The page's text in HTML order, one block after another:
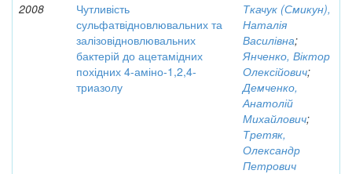
2008
Чутливість
сульфатвідновлювальних та
залізовідновлювальних
бактерій до ацетамідних
похідних 4-аміно-1,2,4-
триазолу
Ткачук (Смикун),
Наталія
Василівна;
Янченко, Віктор
Олексійович;
Демченко,
Анатолій
Михайлович;
Третяк,
Олександр
Петрович